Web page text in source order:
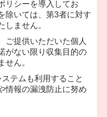
リシーを導入してお
除いては、第3者に対す
しません。
ご提供いただいた個人
がない限り収集目的の
せん。
テムも利用すること
情報の漏洩防止に努め